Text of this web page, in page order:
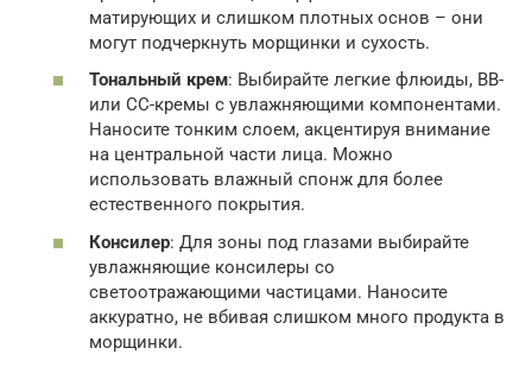
матирующих и слишком плотных основ – они
могут подчеркнуть морщинки и сухость.
Тональный крем: Выбирайте легкие флюиды, BB-
или CC-кремы с увлажняющими компонентами.
Наносите тонким слоем, акцентируя внимание
на центральной части лица. Можно
использовать влажный спонж для более
естественного покрытия.
Консилер: Для зоны под глазами выбирайте
увлажняющие консилеры со
светоотражающими частицами. Наносите
аккуратно, не вбивая слишком много продукта в
морщинки.